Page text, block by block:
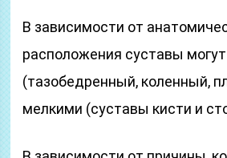
В зависимости от
расположения суставы
(тазобедренный, коленный,
мелкими (суставы кисти и